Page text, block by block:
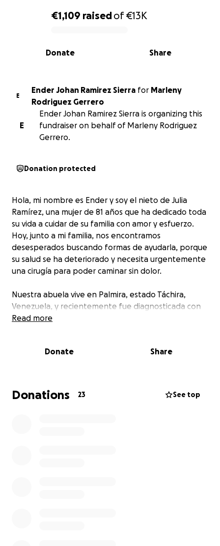
0% complete
€1,109 raisedof€13K
Share
Donate
E
Ender Johan Ramirez Sierra for Marleny
Rodriguez Gerrero
E
Ender Johan Ramirez Sierra is organizing this
fundraiser on behalf of Marleny Rodriguez
Gerrero.
Donation protected
Hola, mi nombre es Ender y soy el nieto de Julia
Ramírez, una mujer de 81 años que ha dedicado toda
su vida a cuidar de su familia con amor y esfuerzo.
Hoy, junto a mi familia, nos encontramos
desesperados buscando formas de ayudarla, porque
su salud se ha deteriorado y necesita urgentemente
una cirugía para poder caminar sin dolor.
Nuestra abuela vive en Palmira, estado Táchira,
Venezuela, y recientemente fue diagnosticada con
gonartrosis tricompartmental en la rodilla derecha,
inestabilidad, inflamación y gran dificultad para
El Dr. Renne Chirinos, traumatólogo especialista en
Read more
Donate Share
Donations 23 See top